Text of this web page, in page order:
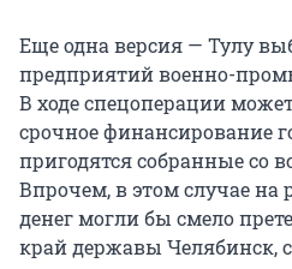
Еще одна версия — Тулу
предприятий военно-
В ходе спецоперации
срочное финансирование
пригодятся собранные со
Впрочем, в этом случае на
денег могли бы смело
край державы Челябинск,